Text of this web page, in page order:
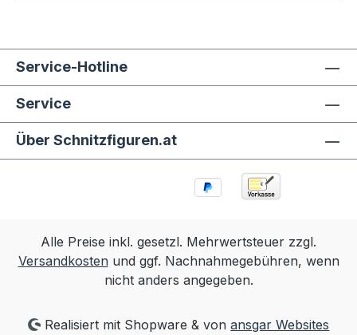
Service-Hotline
Service
Über Schnitzfiguren.at
Alle Preise inkl. gesetzl. Mehrwertsteuer zzgl.
Versandkostenund ggf. Nachnahmegebühren, wenn
nicht anders angegeben.
Realisiert mit Shopware & vonansgar Websites